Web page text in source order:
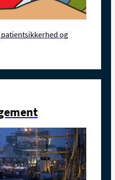
og